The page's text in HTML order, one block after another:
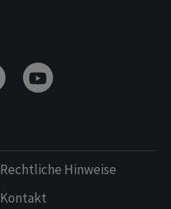
Rechtliche Hinweise
Kontakt